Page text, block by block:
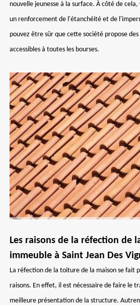
nouvelle jeunesse à la surface. À côté de
un renforcement de l'étanchéité et de
pouvez être sûr que cette société propose
accessibles à toutes les bourses.
Les raisons de la réfection de
immeuble à Saint Jean Des
La réfection de la toiture de la maison se fait
raisons. En effet, il est nécessaire de faire le
meilleure présentation de la structure.